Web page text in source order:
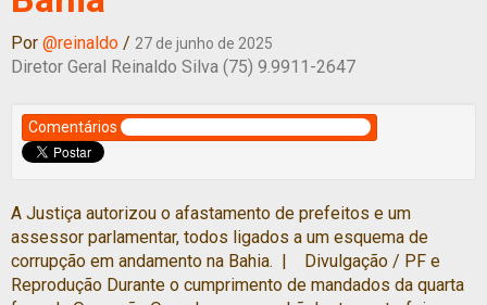
Por @reinaldo / 27 de junho de 2025
Diretor Geral Reinaldo Silva (75) 9.9911-2647
Comentários
A Justiça autorizou o afastamento de prefeitos e um
assessor parlamentar, todos ligados a um esquema de
corrupção em andamento na Bahia. | Divulgação / PF e
Reprodução Durante o cumprimento de mandados da quarta